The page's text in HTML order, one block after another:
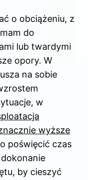
o obciążeniu, z
do
lub twardymi
opory. W
na sobie
w
wyższe
poświęcić czas
by cieszyć